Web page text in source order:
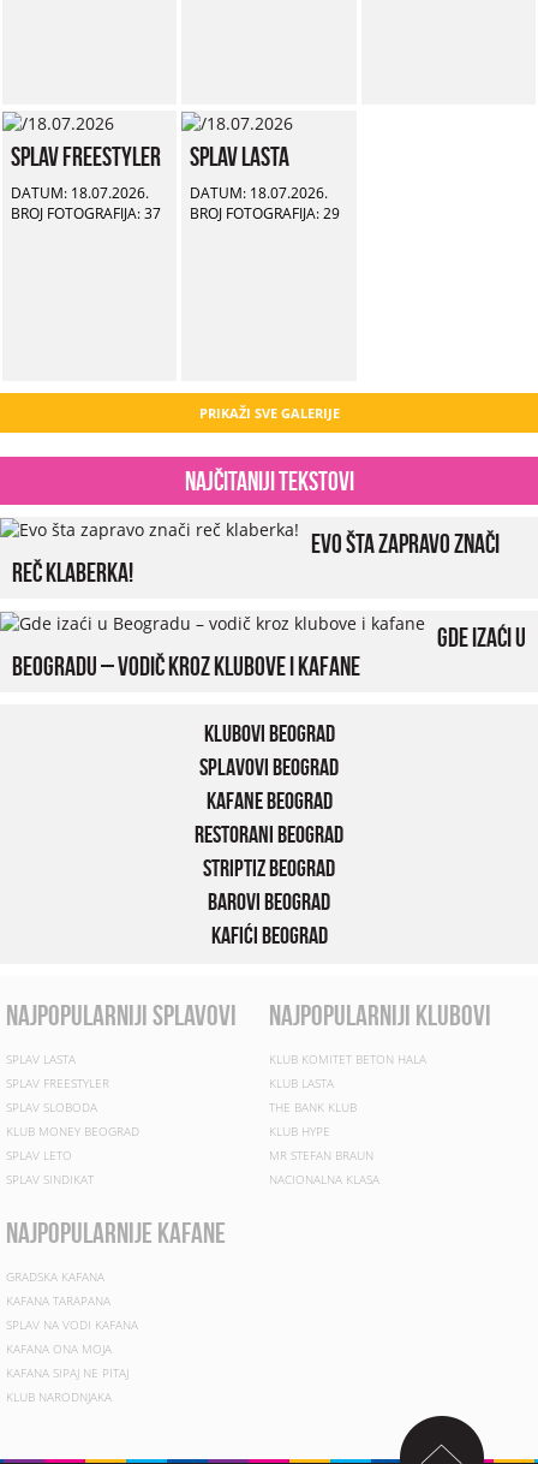
Splav Freestyler
DATUM: 18.07.2026.
BROJ FOTOGRAFIJA: 37
Splav Lasta
DATUM: 18.07.2026.
BROJ FOTOGRAFIJA: 29
PRIKAŽI SVE GALERIJE
Najčitaniji tekstovi
Evo šta zapravo znači
reč klaberka!
Gde izaći u
Beogradu – vodič kroz klubove i kafane
Klubovi Beograd
Splavovi Beograd
Kafane Beograd
Restorani Beograd
Striptiz Beograd
Barovi Beograd
Kafići Beograd
najpopularniji splavovi
SPLAV LASTA
SPLAV FREESTYLER
SPLAV SLOBODA
KLUB MONEY BEOGRAD
SPLAV LETO
SPLAV SINDIKAT
najpopularniji klubovi
KLUB KOMITET BETON HALA
KLUB LASTA
THE BANK KLUB
KLUB HYPE
MR STEFAN BRAUN
NACIONALNA KLASA
najpopularnije kafane
GRADSKA KAFANA
KAFANA TARAPANA
SPLAV NA VODI KAFANA
KAFANA ONA MOJA
KAFANA SIPAJ NE PITAJ
KLUB NARODNJAKA